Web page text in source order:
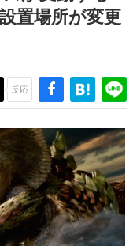
ンタビューや識者による
できる決定版！
イターの青春〜
マンガです。
、硬派で骨太な評論連載
… ゲームにまつわる言葉
ーター文化史研究家・タ
置場所が変更
反応